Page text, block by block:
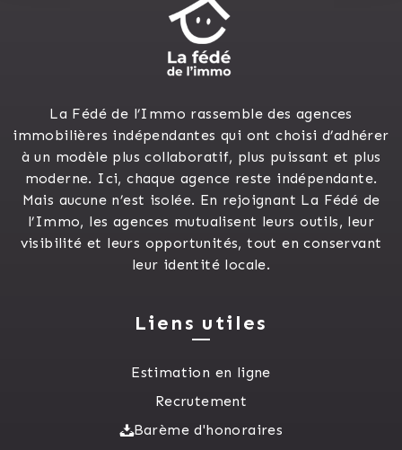
La Fédé de l’Immo rassemble des agences
immobilières indépendantes qui ont choisi d’adhérer
à un modèle plus collaboratif, plus puissant et plus
moderne. Ici, chaque agence reste indépendante.
Mais aucune n’est isolée. En rejoignant La Fédé de
l’Immo, les agences mutualisent leurs outils, leur
visibilité et leurs opportunités, tout en conservant
leur identité locale.
Liens utiles
Estimation en ligne
Recrutement
Barème d'honoraires